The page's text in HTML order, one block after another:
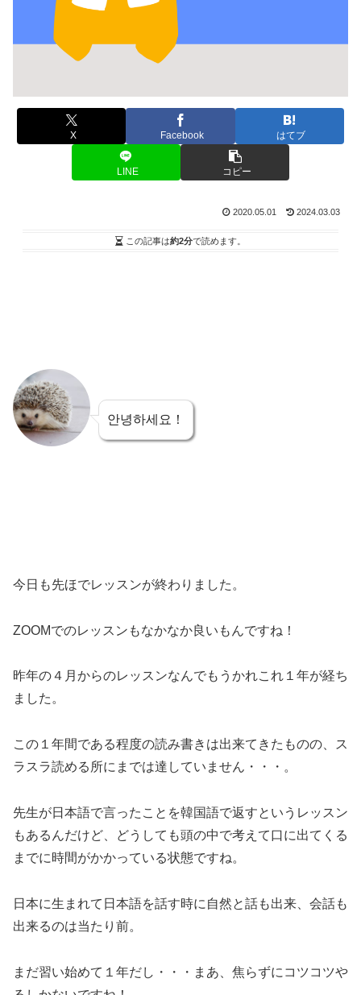
X Facebook はてブ
LINE コピー
2020.05.01 2024.03.03
この記事は約2分で読めます。
안녕하세요！
今日も先ほでレッスンが終わりました。
ZOOMでのレッスンもなかなか良いもんですね！
昨年の４月からのレッスンなんでもうかれこれ１年が経ち
ました。
この１年間である程度の読み書きは出来てきたものの、ス
ラスラ読める所にまでは達していません・・・。
先生が日本語で言ったことを韓国語で返すというレッスン
もあるんだけど、どうしても頭の中で考えて口に出てくる
までに時間がかかっている状態ですね。
日本に生まれて日本語を話す時に自然と話も出来、会話も
出来るのは当たり前。
まだ習い始めて１年だし・・・まあ、焦らずにコツコツや